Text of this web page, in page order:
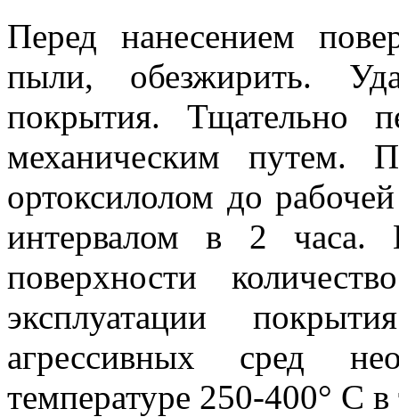
Перед нанесением
пыли, обезжирить.
покрытия. Тщательно
механическим путем.
ортоксилолом до
интервалом в 2 часа.
поверхности
эксплуатации
агрессивных сред
температуре 250-400° С